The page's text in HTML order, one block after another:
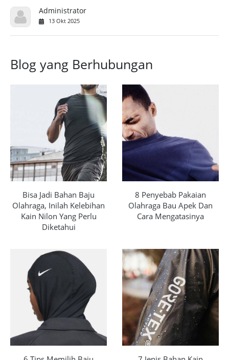
Administrator
13 Okt 2025
Blog yang Berhubungan
Bisa Jadi Bahan Baju
Olahraga, Inilah Kelebihan
Kain Nilon Yang Perlu
Diketahui
8 Penyebab Pakaian
Olahraga Bau Apek Dan
Cara Mengatasinya